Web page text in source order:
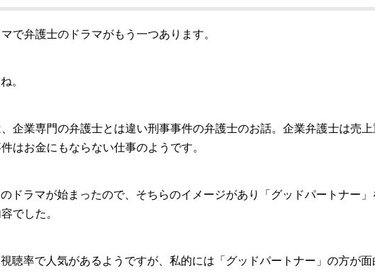
で弁護士のドラマがもう一つあります。
。
企業専門の弁護士とは違い刑事事件の弁護士のお話。企業弁護士は売
はお金にもならない仕事のようです。
ドラマが始まったので、そちらのイメージがあり「グッドパートナー」
でした。
視聴率で人気があるようですが、私的には「グッドパートナー」の方が